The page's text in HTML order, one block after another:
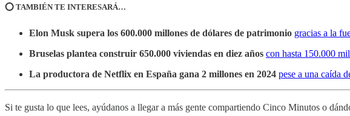
⭕️ TAMBIÉN TE INTERESARÁ…
Elon Musk supera los 600.000 millones de dólares de patrimonio gracias a la
Bruselas plantea construir 650.000 viviendas en diez años con hasta 150.000
La productora de Netflix en España gana 2 millones en 2024 pese a una caída
Si te gusta lo que lees, ayúdanos a llegar a más gente compartiendo Cinco Minutos o